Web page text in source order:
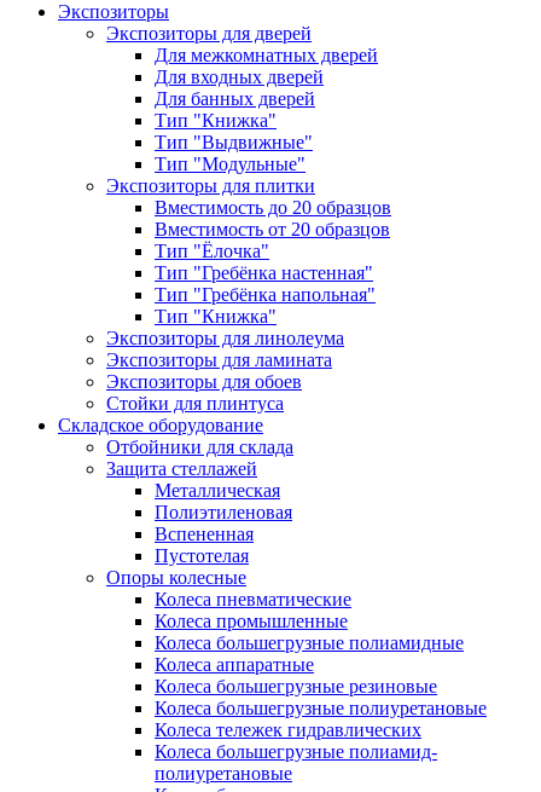
Экспозиторы
Экспозиторы для дверей
Для межкомнатных дверей
Для входных дверей
Для банных дверей
Тип "Книжка"
Тип "Выдвижные"
Тип "Модульные"
Экспозиторы для плитки
Вместимость до 20 образцов
Вместимость от 20 образцов
Тип "Ёлочка"
Тип "Гребёнка настенная"
Тип "Гребёнка напольная"
Тип "Книжка"
Экспозиторы для линолеума
Экспозиторы для ламината
Экспозиторы для обоев
Стойки для плинтуса
Складское оборудование
Отбойники для склада
Защита стеллажей
Металлическая
Полиэтиленовая
Вспененная
Пустотелая
Опоры колесные
Колеса пневматические
Колеса промышленные
Колеса большегрузные полиамидные
Колеса аппаратные
Колеса большегрузные резиновые
Колеса большегрузные полиуретановые
Колеса тележек гидравлических
Колеса большегрузные полиамид-
полиуретановые